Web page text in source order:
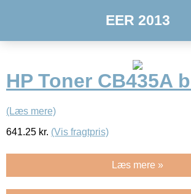
EER 2013
HP Toner CB435A
(Læs mere)
641.25 kr. (Vis fragtpris)
Læs mere »